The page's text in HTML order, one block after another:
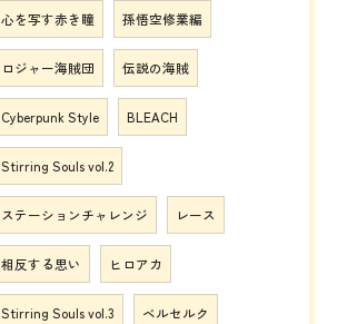
心を写す赤き瞳 孫悟空修業編
ロジャー海賊団 伝説の海賊
Cyberpunk Style BLEACH
Stirring Souls vol.2
ステーションチャレンジ レース
相反する思い ヒロアカ
Stirring Souls vol.3 ベルセルク